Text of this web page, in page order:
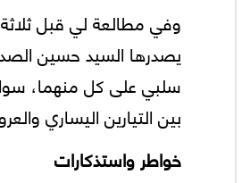
وفي مطالعة لي قبل
يصدرها السيد حسين
سلبي على كل منهما،
بين التيارين اليساري
خواطر واستذكارات